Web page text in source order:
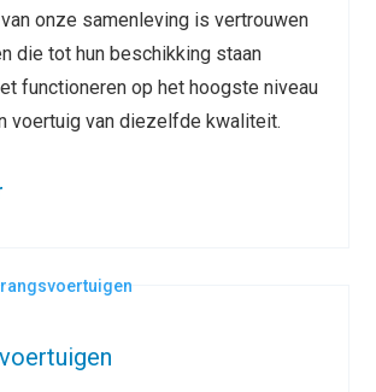
onze samenleving is vertrouwen
die tot hun beschikking staan
functioneren op het hoogste niveau
voertuig van diezelfde kwaliteit.